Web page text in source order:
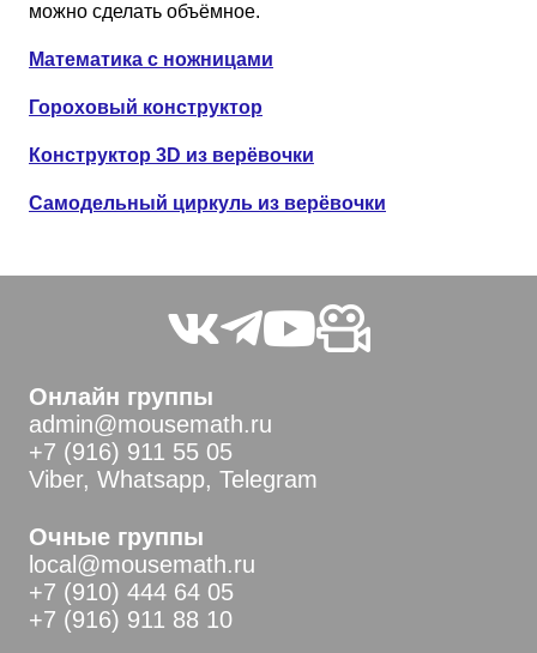
можно сделать объёмное.
Математика с ножницами
Гороховый конструктор
Конструктор 3D из верёвочки
Самодельный циркуль из верёвочки
Онлайн группы
admin@mousemath.ru
+7 (916) 911 55 05
Viber, Whatsapp, Telegram
Очные группы
local@mousemath.ru
+7 (910) 444 64 05
+7 (916) 911 88 10